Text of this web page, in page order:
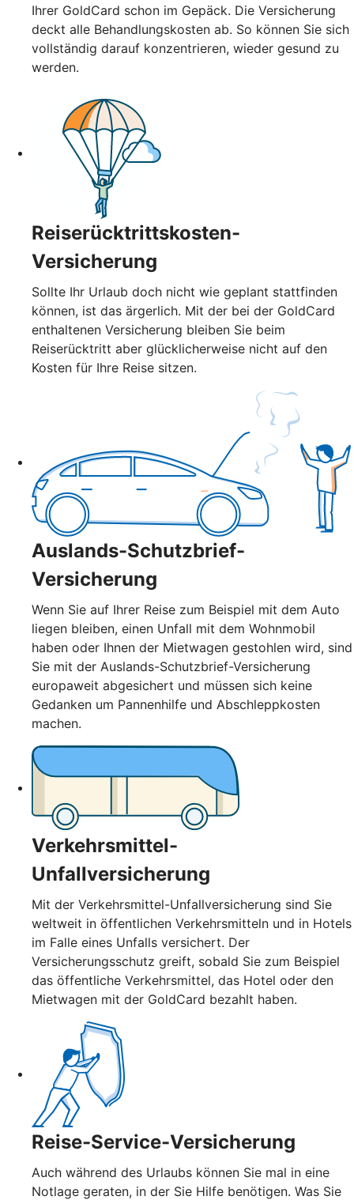
Ihrer GoldCard schon im Gepäck. Die Versicherung
deckt alle Behandlungskosten ab. So können Sie sich
vollständig darauf konzentrieren, wieder gesund zu
werden.
Reiserücktrittskosten-
Versicherung
Sollte Ihr Urlaub doch nicht wie geplant stattfinden
können, ist das ärgerlich. Mit der bei der GoldCard
enthaltenen Versicherung bleiben Sie beim
Reiserücktritt aber glücklicherweise nicht auf den
Kosten für Ihre Reise sitzen.
Auslands-Schutzbrief-
Versicherung
Wenn Sie auf Ihrer Reise zum Beispiel mit dem Auto
liegen bleiben, einen Unfall mit dem Wohnmobil
haben oder Ihnen der Mietwagen gestohlen wird, sind
Sie mit der Auslands-Schutzbrief-Versicherung
europaweit abgesichert und müssen sich keine
Gedanken um Pannenhilfe und Abschleppkosten
machen.
Verkehrsmittel-
Unfallversicherung
Mit der Verkehrsmittel-Unfallversicherung sind Sie
weltweit in öffentlichen Verkehrsmitteln und in Hotels
im Falle eines Unfalls versichert. Der
Versicherungsschutz greift, sobald Sie zum Beispiel
das öffentliche Verkehrsmittel, das Hotel oder den
Mietwagen mit der GoldCard bezahlt haben.
Reise-Service-Versicherung
Auch während des Urlaubs können Sie mal in eine
Notlage geraten, in der Sie Hilfe benötigen. Was Sie